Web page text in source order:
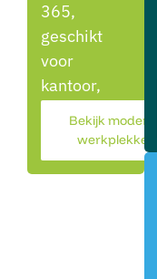
365,
geschikt
voor
kantoor,
onderweg.
Bekijk moderne
werkplekken